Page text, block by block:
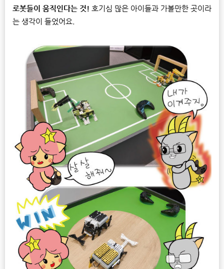
로봇들이 움직인다는 것! 호기심 많은 아이들과 가볼만한 곳이라
는 생각이 들었어요.